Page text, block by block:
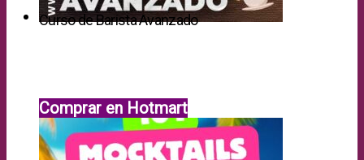
Curso de Barista Avanzado
Comprar en Hotmart